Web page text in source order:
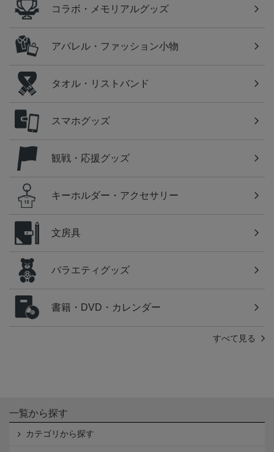
コラボ・メモリアルグッズ
アパレル・ファッション小物
タオル・リストバンド
スマホグッズ
観戦・応援グッズ
キーホルダー・アクセサリー
文房具
バラエティグッズ
書籍・DVD・カレンダー
すべて見る
一覧から探す
カテゴリから探す